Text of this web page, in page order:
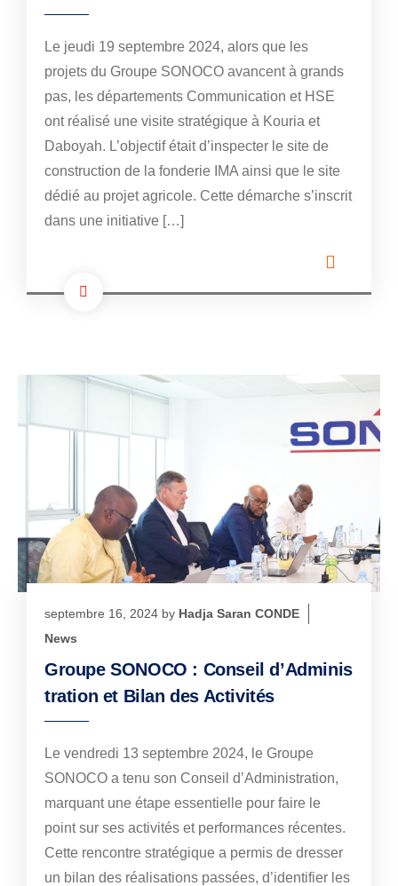
Le jeudi 19 septembre 2024, alors que les
projets du Groupe SONOCO avancent à grands
pas, les départements Communication et HSE
ont réalisé une visite stratégique à Kouria et
Daboyah. L’objectif était d’inspecter le site de
construction de la fonderie IMA ainsi que le site
dédié au projet agricole. Cette démarche s’inscrit
dans une initiative […]
septembre 16, 2024 by Hadja Saran CONDE
News
Groupe SONOCO : Conseil d’Adminis
tration et Bilan des Activités
Le vendredi 13 septembre 2024, le Groupe
SONOCO a tenu son Conseil d’Administration,
marquant une étape essentielle pour faire le
point sur ses activités et performances récentes.
Cette rencontre stratégique a permis de dresser
un bilan des réalisations passées, d’identifier les